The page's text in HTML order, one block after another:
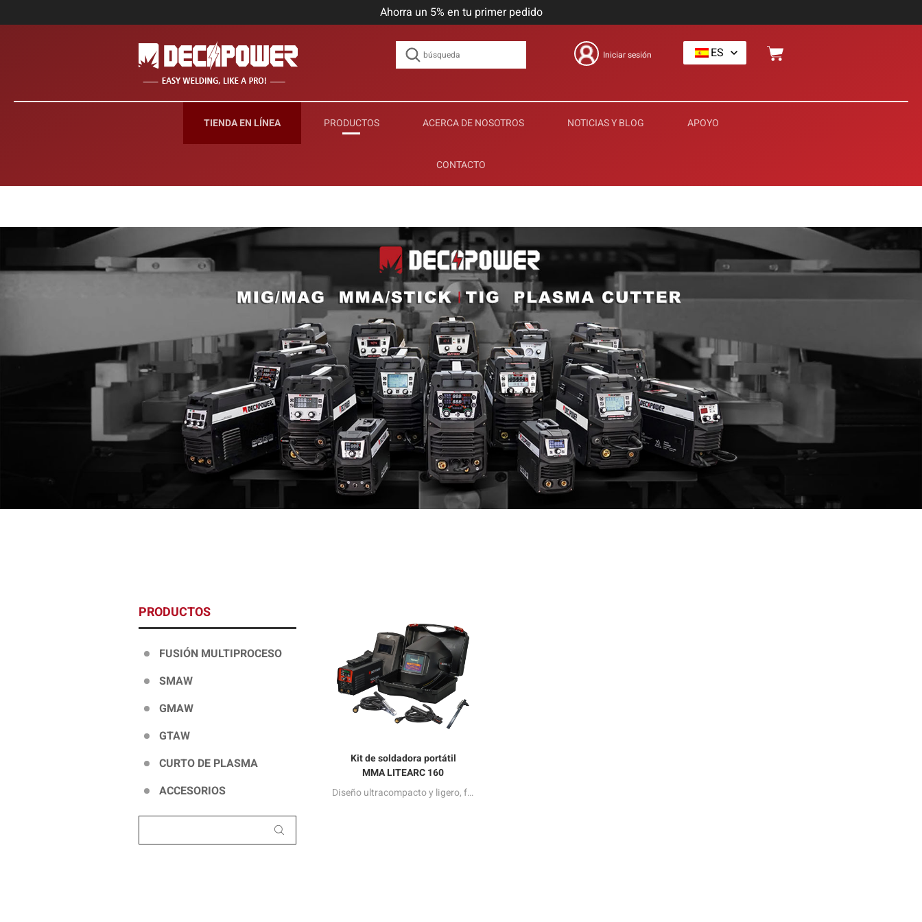
Ahorra un 5% en tu primer pedido
Iniciar sesión ES
TIENDA EN LÍNEA PRODUCTOS ACERCA DE NOSOTROS NOTICIAS Y BLOG APOYO
CONTACTO
PRODUCTOS
FUSIÓN MULTIPROCESO
SMAW
GMAW
GTAW
CURTO DE PLASMA
ACCESORIOS
Kit de soldadora portátil
MMA LITEARC 160
Diseño ultracompacto y ligero, fácil de transportar y almacenar. Ideal para proyectos de bricolaje en casa y tareas de soldadura ligeras. Rendimiento de soldadura versátil: funciona con hierro, acero al carbono y acero inoxidable. No apto para soldar aluminio. Sistema de ventilador inteligente para un bajo nivel de ruido: el ventilador permanece apagado en modo de espera, funciona durante la soldadura y se apaga 8 minutos después de su uso. Sistema de control sinérgico: recomienda automáticamente el tamaño de electrodo y el grosor del metal adecuados al ajustar la corriente. Extremadamente fácil de usar para principiantes y le ayuda a empezar rápidamente.